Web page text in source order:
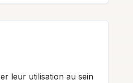
leur utilisation au sein